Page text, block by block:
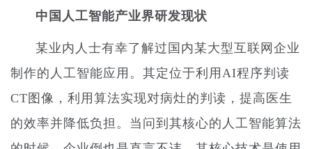
中国人工智能产业界研发现状
某业内人士有幸了解过国内某大型互联网企业
制作的人工智能应用。其定位于利用AI程序判读
CT图像，利用算法实现对病灶的判读，提高医生
的效率并降低负担。当问到其核心的人工智能算法